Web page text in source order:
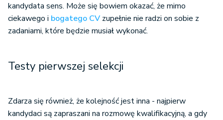
kandydata sens. Może się bowiem okazać, że mimo
ciekawego i bogatego CV zupełnie nie radzi on sobie z
zadaniami, które będzie musiał wykonać.
Testy pierwszej selekcji
Zdarza się również, że kolejność jest inna - najpierw
kandydaci są zapraszani na rozmowę kwalifikacyjną, a gdy